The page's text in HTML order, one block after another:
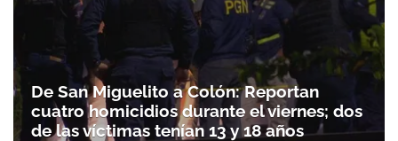
De San Miguelito a Colón: Reportan
cuatro homicidios durante el viernes; dos
de las víctimas tenían 13 y 18 años